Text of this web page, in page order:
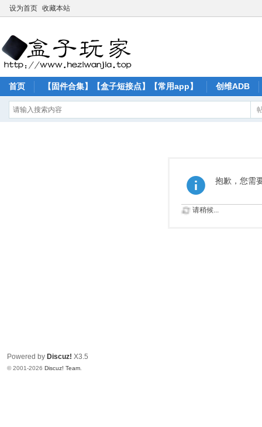
设为首页 收藏本站
首页 【固件合集】【盒子短接点】【常用app】 创维ADB
抱歉，您需
请稍候...
Powered by Discuz! X3.5
© 2001-2026 Discuz! Team